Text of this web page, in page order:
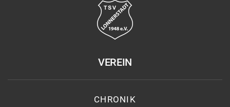
VEREIN
CHRONIK